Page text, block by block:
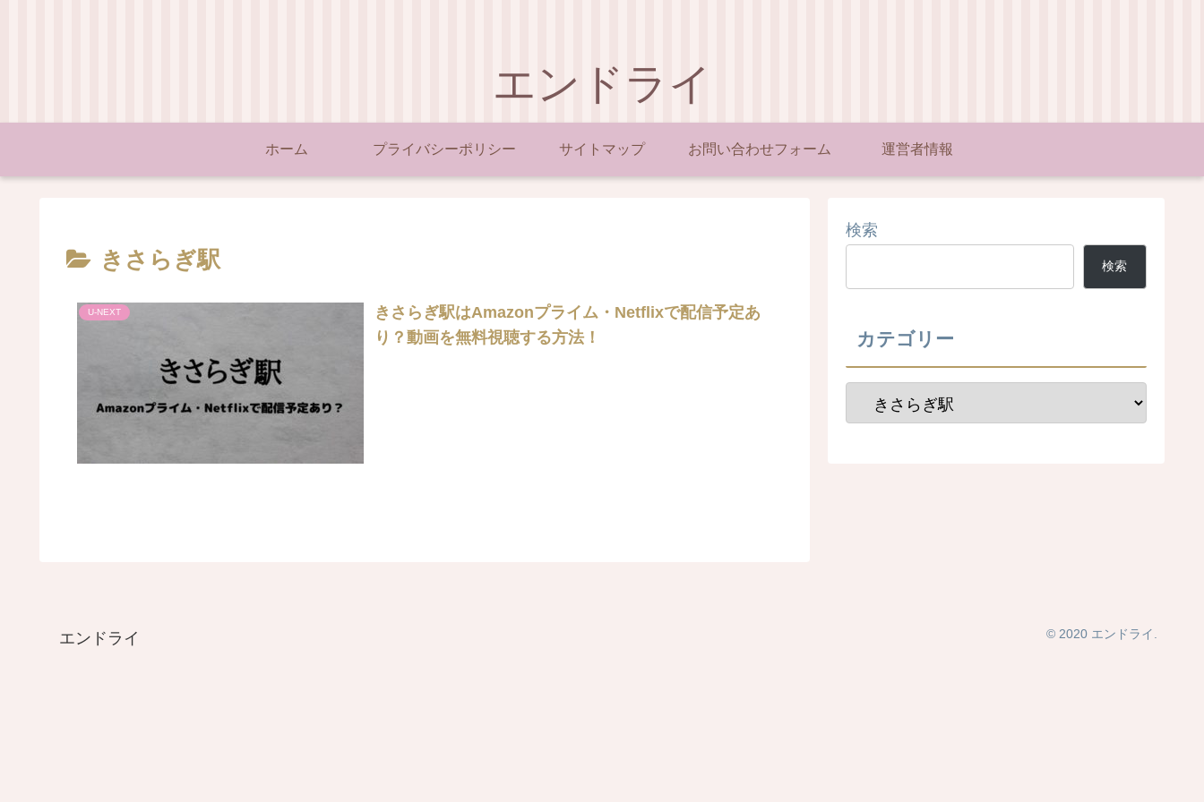
エンドライ
ホーム プライバシーポリシー サイトマップ お問い合わせフォーム 運営者情報
きさらぎ駅
U-NEXT
きさらぎ駅はAmazonプライム・Netflixで配信予定あ
り？動画を無料視聴する方法！
検索
検索
カテゴリー
エンドライ © 2020 エンドライ.